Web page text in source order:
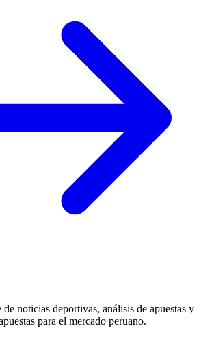
noticias deportivas, análisis de apuestas y
para el mercado peruano.